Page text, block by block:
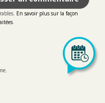
En savoir plus sur la façon
.